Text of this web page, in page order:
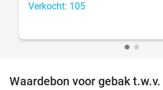
Verkocht: 105
Waardebon voor gebak